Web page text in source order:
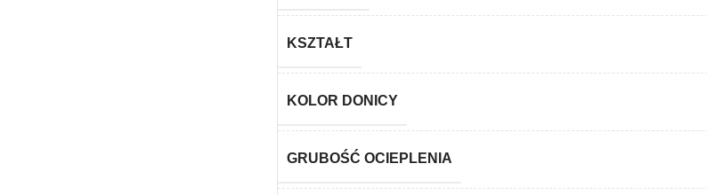
KSZTAŁT
KOLOR DONICY
GRUBOŚĆ OCIEPLENIA